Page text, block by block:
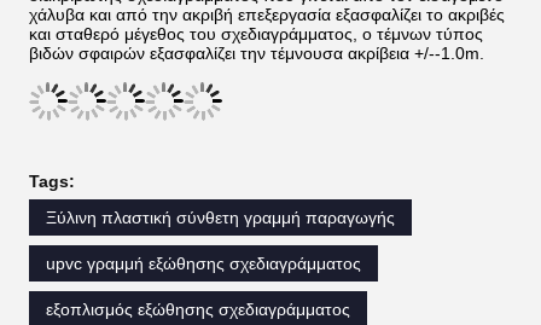
χάλυβα και από την ακριβή επεξεργασία εξασφαλίζει το ακριβές
και σταθερό μέγεθος του σχεδιαγράμματος, ο τέμνων τύπος
βιδών σφαιρών εξασφαλίζει την τέμνουσα ακρίβεια +/--1.0m.
Tags:
Ξύλινη πλαστική σύνθετη γραμμή παραγωγής
upvc γραμμή εξώθησης σχεδιαγράμματος
εξοπλισμός εξώθησης σχεδιαγράμματος